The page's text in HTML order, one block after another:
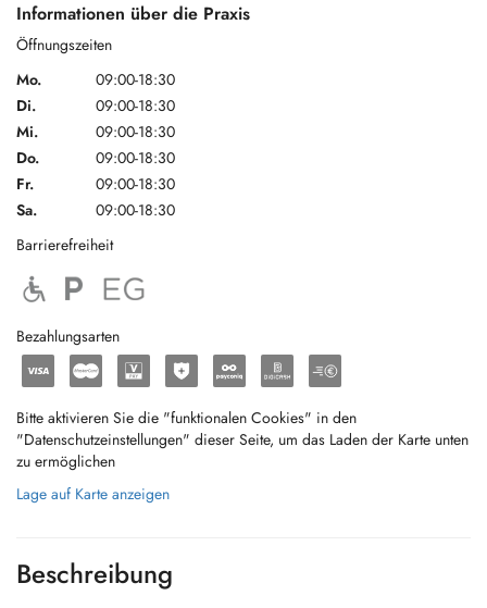
Informationen über die Praxis
Öffnungszeiten
Mo.
09:00-18:30
Di.
09:00-18:30
Mi.
09:00-18:30
Do.
09:00-18:30
Fr.
09:00-18:30
Sa.
09:00-18:30
Barrierefreiheit
Bezahlungsarten
Bitte aktivieren Sie die "funktionalen Cookies" in den
"Datenschutzeinstellungen" dieser Seite, um das Laden der Karte unten
zu ermöglichen
Lage auf Karte anzeigen
Beschreibung